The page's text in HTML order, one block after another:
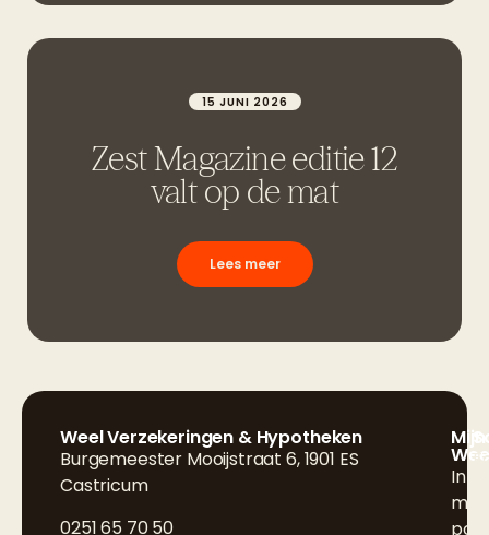
15 JUNI 2026
Zest Magazine editie 12
valt op de mat
Lees meer
Weel Verzekeringen & Hypotheken
Burgemeester Mooijstraat 6, 1901 ES
Castricum
0251 65 70 50
Mijn
mijn